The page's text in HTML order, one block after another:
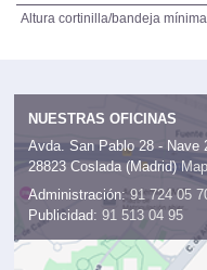
Altura cortinilla/bandeja mínima
NUESTRAS OFICINAS
Avda. San Pablo 28 - Nave
28823 Coslada (Madrid)
Administración: 91 724 05
Publicidad: 91 513 04 95